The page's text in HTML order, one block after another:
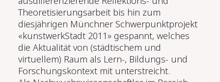
Theoretisierungsarbeit bis hin zum
diesjährigen Münchner Schwerpunktprojekt
«kunstwerkStadt 2011» gespannt, welches
die Aktualität von (städtischem und
virtuellem) Raum als Lern-, Bildungs- und
Forschungskontext mit unterstreicht.